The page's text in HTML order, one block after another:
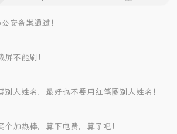
评
安备案通过！
屏不能刷！
别人姓名，最好也不要用红笔圈别人姓名！
个加热棒，算下电费，算了吧！